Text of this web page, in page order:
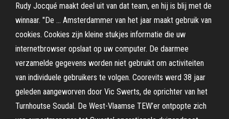
Rudy Jocqué maakt deel uit van dat team, en hij is blij met de
winnaar. "De … Amsterdammer van het jaar maakt gebruik van
cookies. Cookies zijn kleine stukjes informatie die uw
internetbrowser opslaat op uw computer. De daarmee
verzamelde gegevens worden niet gebruikt om activiteiten
van individuele gebruikers te volgen. Coorevits werd 38 jaar
geleden aangeworven door Vic Swerts, de oprichter van het
Turnhoutse Soudal. De West-Vlaamse TEW’er ontpopte zich